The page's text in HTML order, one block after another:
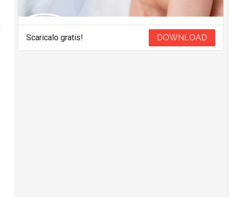
Scaricalo gratis! DOWNLOAD